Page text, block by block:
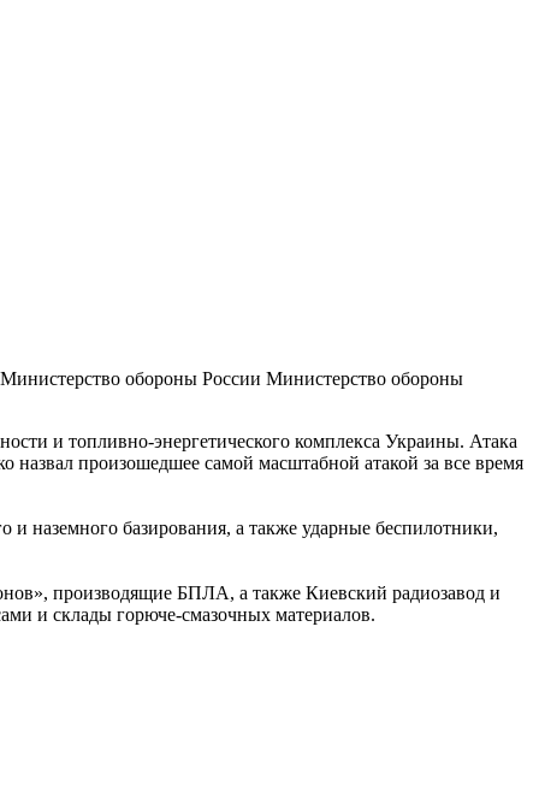
обороны России Министерство обороны
и топливно-энергетического комплекса Украины. Атака
произошедшее самой масштабной атакой за все время
наземного базирования, а также ударные беспилотники,
производящие БПЛА, а также Киевский радиозавод и
и склады горюче-смазочных материалов.